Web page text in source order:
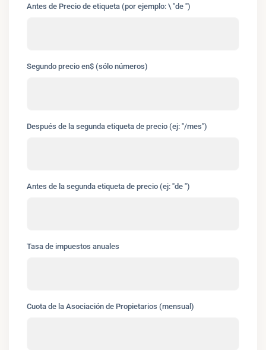
Antes de Precio de etiqueta (por ejemplo: \ "de ")
Segundo precio en$ (sólo números)
Después de la segunda etiqueta de precio (ej: "/mes")
Antes de la segunda etiqueta de precio (ej: "de ")
Tasa de impuestos anuales
Cuota de la Asociación de Propietarios (mensual)